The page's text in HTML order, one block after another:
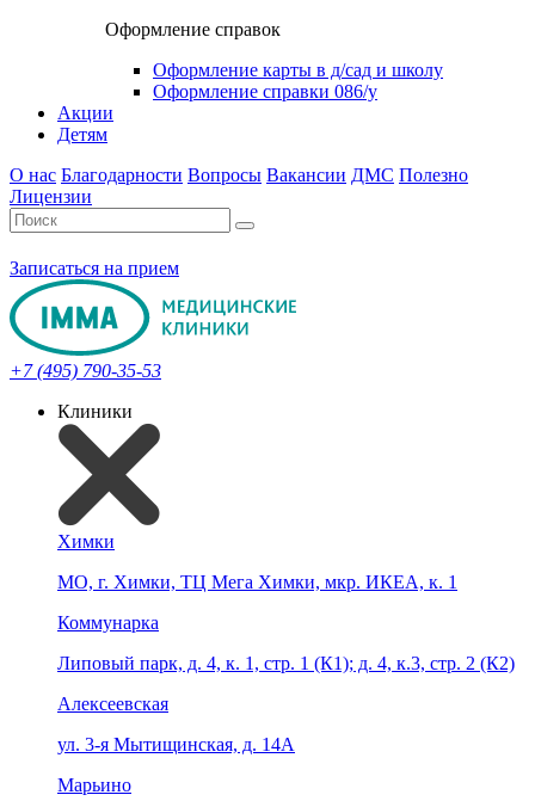
Оформление справок
Оформление карты в д/сад и школу
Оформление справки 086/у
Акции
Детям
О нас Благодарности Вопросы Вакансии ДМС Полезно
Лицензии
Записаться на прием
+7 (495) 790-35-53
Клиники
Химки
МО, г. Химки, ТЦ Мега Химки, мкр. ИКЕА, к. 1
Коммунарка
Липовый парк, д. 4, к. 1, стр. 1 (К1); д. 4, к.3, стр. 2 (К2)
Алексеевская
ул. 3-я Мытищинская, д. 14А
Марьино